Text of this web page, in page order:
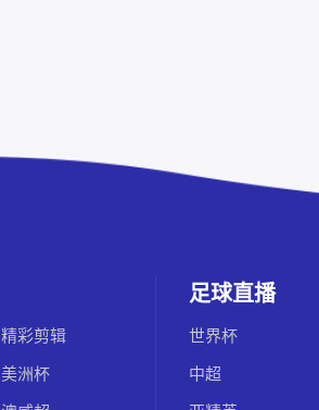
精彩剪辑
美洲杯
足球直播
世界杯
中超